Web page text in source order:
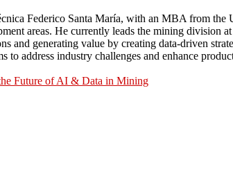
Federico Santa María, with an MBA from the
areas. He currently leads the mining
and generating value by creating data-driven
to address industry challenges and enhance
Future of AI & Data in Mining